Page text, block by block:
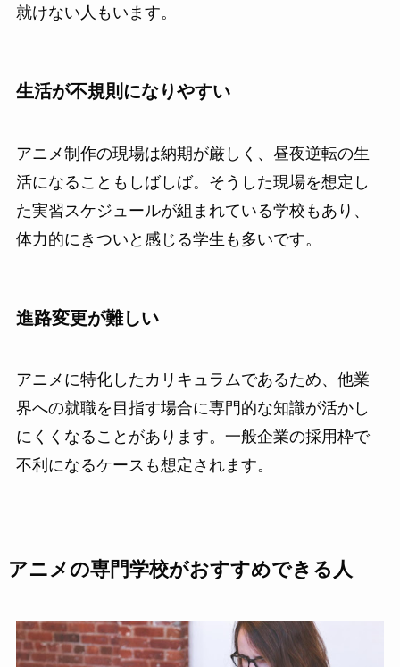
就けない人もいます。
生活が不規則になりやすい
アニメ制作の現場は納期が厳しく、昼夜逆転の生
活になることもしばしば。そうした現場を想定し
た実習スケジュールが組まれている学校もあり、
体力的にきついと感じる学生も多いです。
進路変更が難しい
アニメに特化したカリキュラムであるため、他業
界への就職を目指す場合に専門的な知識が活かし
にくくなることがあります。一般企業の採用枠で
不利になるケースも想定されます。
アニメの専門学校がおすすめできる人